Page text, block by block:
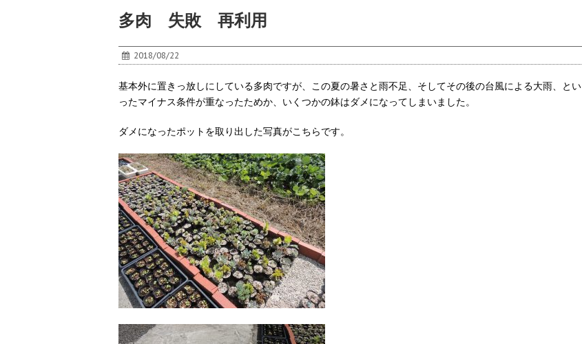
多肉 失敗 再利用
2018/08/22
基本外に置きっ放しにしている多肉ですが、この夏の暑さと雨不足、そしてその後の台風による大雨、とい
ったマイナス条件が重なったためか、いくつかの鉢はダメになってしまいました。
ダメになったポットを取り出した写真がこちらです。